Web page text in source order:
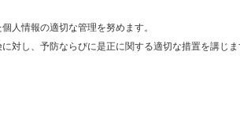
人情報の適切な管理を努めます。
対し、予防ならびに是正に関する適切な措置を講じま